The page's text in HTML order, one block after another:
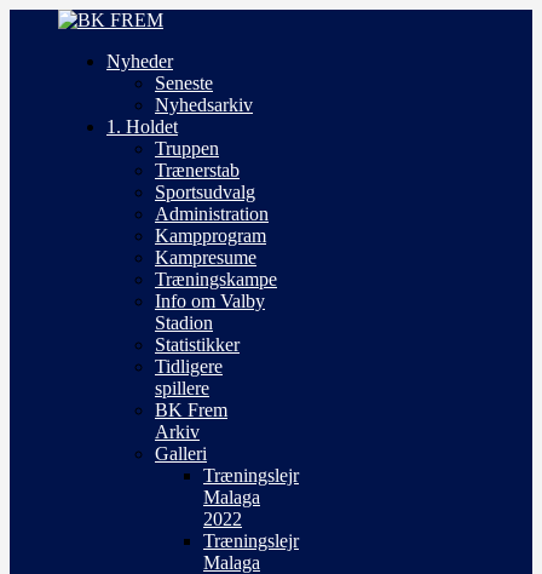
Nyheder
Seneste
Nyhedsarkiv
1. Holdet
Truppen
Trænerstab
Sportsudvalg
Administration
Kampprogram
Kampresume
Træningskampe
Info om Valby
Stadion
Statistikker
Tidligere
spillere
BK Frem
Arkiv
Galleri
Træningslejr
Malaga
2022
Træningslejr
Malaga